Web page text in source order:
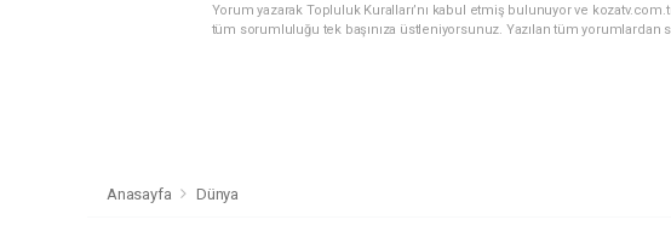
Yorum yazarak Topluluk Kuralları’nı kabul etmiş bulunuyor ve
tüm sorumluluğu tek başınıza üstleniyorsunuz. Yazılan tüm
Anasayfa Dünya